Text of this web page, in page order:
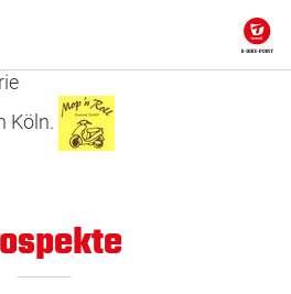
Köln.